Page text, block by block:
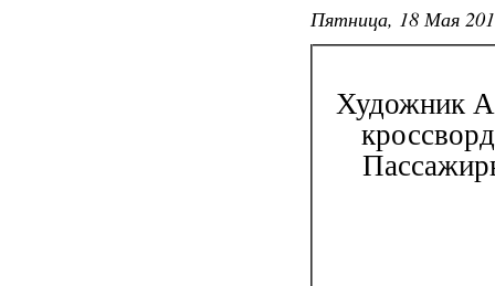
Пятница, 18 Мая
Художник